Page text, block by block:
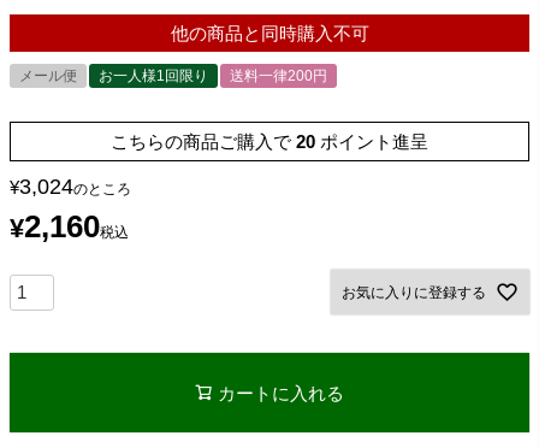
他の商品と同時購入不可
メール便 お一人様1回限り 送料一律200円
こちらの商品ご購入で 20 ポイント進呈
¥3,024のところ
¥2,160税込
お気に入りに登録する
カートに入れる